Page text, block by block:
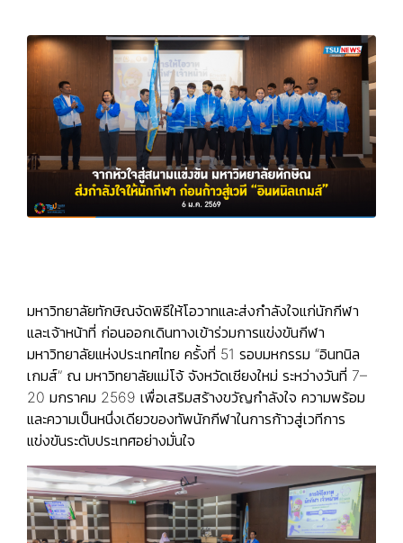
มหาวิทยาลัยทักษิณจัดพิธีให้โอวาทและส่งกำลังใจแก่นักกีฬา
และเจ้าหน้าที่ ก่อนออกเดินทางเข้าร่วมการแข่งขันกีฬา
มหาวิทยาลัยแห่งประเทศไทย ครั้งที่ 51 รอบมหกรรม “อินทนิล
เกมส์” ณ มหาวิทยาลัยแม่โจ้ จังหวัดเชียงใหม่ ระหว่างวันที่ 7–
20 มกราคม 2569 เพื่อเสริมสร้างขวัญกำลังใจ ความพร้อม
และความเป็นหนึ่งเดียวของทัพนักกีฬาในการก้าวสู่เวทีการ
แข่งขันระดับประเทศอย่างมั่นใจ